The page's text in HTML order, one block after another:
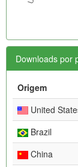
Downloads por
Origem
United
Brazil
China